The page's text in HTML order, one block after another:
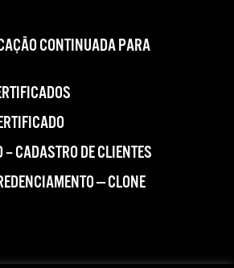
CONTINUADA PARA
CADASTRO DE CLIENTES
— CLONE